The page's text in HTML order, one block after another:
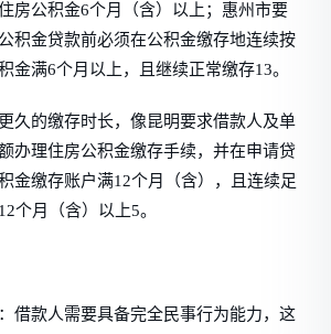
房公积金6个月（含）以上；惠州市要
积金贷款前必须在公积金缴存地连续按
金满6个月以上，且继续正常缴存13。
久的缴存时长，像昆明要求借款人及单
办理住房公积金缴存手续，并在申请贷
金缴存账户满12个月（含），且连续足
个月（含）以上5。
借款人需要具备完全民事行为能力，这